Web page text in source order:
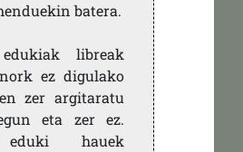
batera.
libreak
ez digulako
zer argitaratu
eta zer ez.
hauek